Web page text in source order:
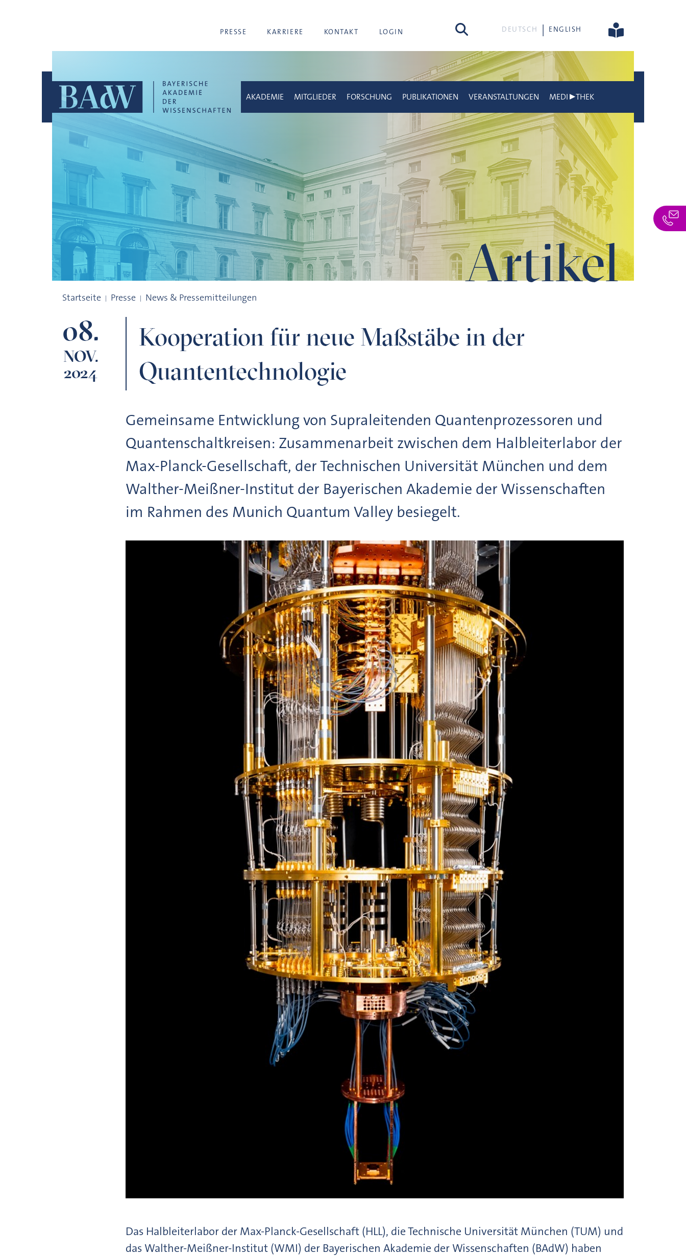
PRESSE KARRIERE KONTAKT LOGIN Suche DEUTSCH ENGLISH
Artikel
AKADEMIE MITGLIEDER FORSCHUNG PUBLIKATIONEN VERANSTALTUNGEN MEDI▶THEK
Startseite Presse News & Pressemitteilungen
08.
NOV.
2024
Kooperation für neue Maßstäbe in der
Quantentechnologie
Gemeinsame Entwicklung von Supraleitenden Quantenprozessoren und
Quantenschaltkreisen: Zusammenarbeit zwischen dem Halbleiterlabor der
Max-Planck-Gesellschaft, der Technischen Universität München und dem
Walther-Meißner-Institut der Bayerischen Akademie der Wissenschaften
im Rahmen des Munich Quantum Valley besiegelt.
Das Halbleiterlabor der Max-Planck-Gesellschaft (HLL), die Technische Universität München (TUM) und
das Walther-Meißner-Institut (WMI) der Bayerischen Akademie der Wissenschaften (BAdW) haben